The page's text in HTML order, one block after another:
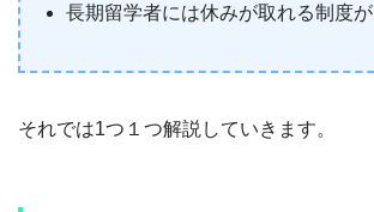
長期留学者には休みが取れる制度
それでは1つ１つ解説していきます。